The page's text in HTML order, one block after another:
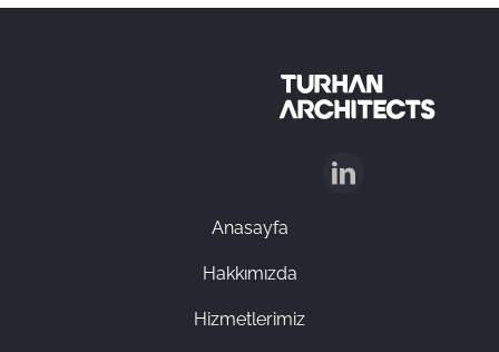
Anasayfa
Hakkımızda
Hizmetlerimiz